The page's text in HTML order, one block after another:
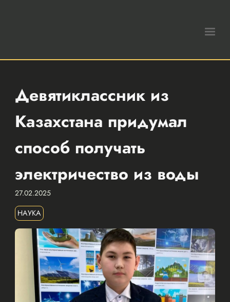
Девятиклассник из
Казахстана придумал
способ получать
электричество из воды
27.02.2025
НАУКА